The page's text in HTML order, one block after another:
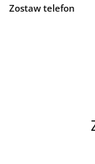
Zostaw telefon